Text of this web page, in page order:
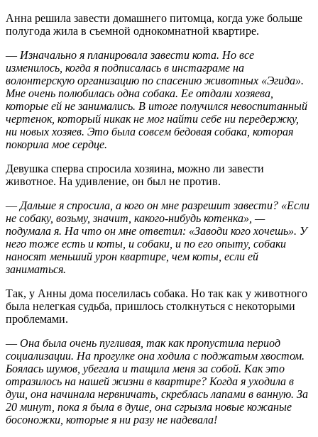
Анна решила завести домашнего питомца, когда уже больше
полугода жила в съемной однокомнатной квартире.
— Изначально я планировала завести кота. Но все
изменилось, когда я подписалась в инстаграме на
волонтерскую организацию по спасению животных «Эгида».
Мне очень полюбилась одна собака. Ее отдали хозяева,
которые ей не занимались. В итоге получился невоспитанный
чертенок, который никак не мог найти себе ни передержку,
ни новых хозяев. Это была совсем бедовая собака, которая
покорила мое сердце.
Девушка сперва спросила хозяина, можно ли завести
животное. На удивление, он был не против.
— Дальше я спросила, а кого он мне разрешит завести? «Если
не собаку, возьму, значит, какого-нибудь котенка», —
подумала я. На что он мне ответил: «Заводи кого хочешь». У
него тоже есть и коты, и собаки, и по его опыту, собаки
наносят меньший урон квартире, чем коты, если ей
заниматься.
Так, у Анны дома поселилась собака. Но так как у животного
была нелегкая судьба, пришлось столкнуться с некоторыми
проблемами.
— Она была очень пугливая, так как пропустила период
социализации. На прогулке она ходила с поджатым хвостом.
Боялась шумов, убегала и тащила меня за собой. Как это
отразилось на нашей жизни в квартире? Когда я уходила в
душ, она начинала нервничать, скреблась лапами в ванную. За
20 минут, пока я была в душе, она сгрызла новые кожаные
босоножки, которые я ни разу не надевала!